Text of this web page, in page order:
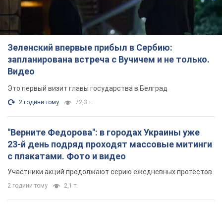
Зеленский впервые прибыл в Сербию:
запланирована встреча с Вучичем и не только.
Видео
Это первый визит главы государства в Белград
2 години тому 72,3 т.
"Верните Федорова": в городах Украины уже
23-й день подряд проходят массовые митинги
с плакатами. Фото и видео
Участники акций продолжают серию ежедневных протестов
2 години тому 2,1 т.